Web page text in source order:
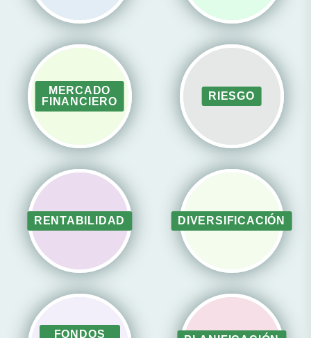
MERCADO
FINANCIERO
RIESGO
RENTABILIDAD DIVERSIFICACIÓN
FONDOS